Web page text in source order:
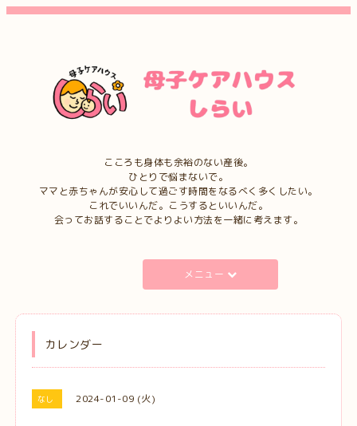
こころも身体も余裕のない産後。
ひとりで悩まないで。
ママと赤ちゃんが安心して過ごす時間をなるべく多くしたい。
これでいいんだ。こうするといいんだ。
会ってお話することでよりよい方法を一緒に考えます。
メニュー
カレンダー
なし 2024-01-09 (火)